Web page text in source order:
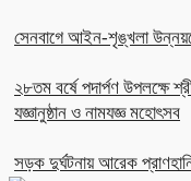
সেনবাগে আইন-শৃঙ্খলা
২৮তম বর্ষে পদার্পণ উপলক্ষে
যজ্ঞানুষ্ঠান ও নামযজ্ঞ মহোৎসব
সড়ক দুর্ঘটনায় আরেক